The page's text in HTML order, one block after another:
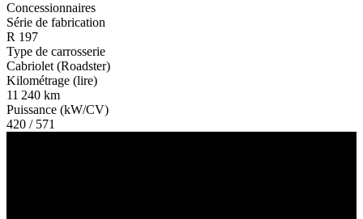
Concessionnaires
Série de fabrication
R 197
Type de carrosserie
Cabriolet (Roadster)
Kilométrage (lire)
11 240 km
Puissance (kW/CV)
420 / 571